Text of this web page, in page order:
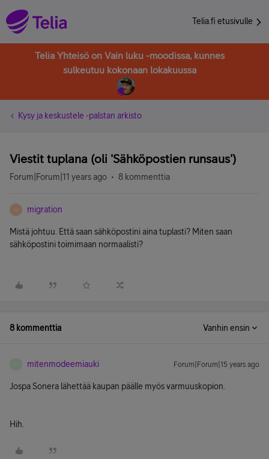
Telia.fi etusivulle
Telia Yhteisö on Vain luku -moodissa, kunnes
sulkeutuu kokonaan lokakuussa
Kysy ja keskustele -palstan arkisto
Viestit tuplana (oli 'Sähköpostien runsaus')
Forum|Forum|11 years ago 8 kommenttia
M migration
Mistä johtuu. Että saan sähköpostini aina tuplasti? Miten saan
sähköpostini toimimaan normaalisti?
8 kommenttia Vanhin ensin
mitenmodeemiauki Forum|Forum|15 years ago
Jospa Sonera lähettää kaupan päälle myös varmuuskopion.
Hih.